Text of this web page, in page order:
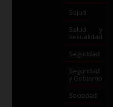
Salud
Salud y
sexualidad
Seguridad
Seguridad
y Gobierno
Sociedad